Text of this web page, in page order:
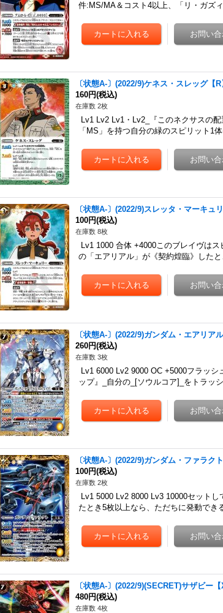
件:MS/MA＆コスト4以上、「リ・ガズ
〔状態A-〕(2022/9)ケネス・スレッグ【
160円(税込)
在庫数 2枚
Lv1 Lv2 Lv1・Lv2_『このネクサスの
「MS」を持つ自分の緑のスピリット1
〔状態A-〕(2022/9)スレッタ・マーキュ
100円(税込)
在庫数 8枚
Lv1 1000 合体 +4000このブレイヴは
の「エアリアル」が《契約煌臨》した
〔状態A-〕(2022/9)ガンダム・エアリア
260円(税込)
在庫数 3枚
Lv1 6000 Lv2 9000 OC +5000フラッ
ップ』_自分の_[ソウルコア]_をトラッ
〔状態A-〕(2022/9)ガンダム・ファラク
100円(税込)
在庫数 2枚
Lv1 5000 Lv2 8000 Lv3 10000セット
たとき5枚以上なら、ただちに発動で
〔状態A-〕(2022/9)(SECRET)サザビー
480円(税込)
在庫数 4枚